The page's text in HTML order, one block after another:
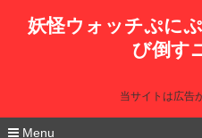
妖怪ウォッチぷに
び倒す
当サイトは広告
Menu